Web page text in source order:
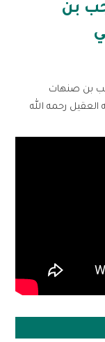
بن
بن صنهات
العقيل رحمه الله